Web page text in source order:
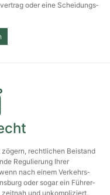
oder eine Scheidungs­
recht­lichen Beistand
Regulierung Ihrer
nach einem Verkehrs­
oder sogar ein Führer­
und unkompliziert.